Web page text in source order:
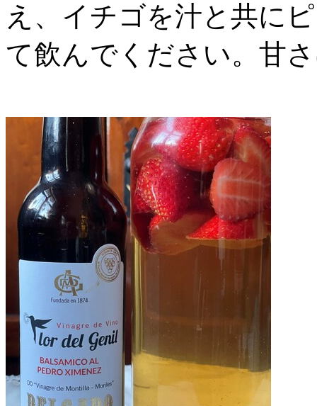
え、イチゴを汁と共に
て飲んでください。甘